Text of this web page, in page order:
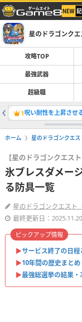
星のドラゴンク
攻略TOP
最強武器
超級職
1呪い耐性を上昇させ
ホーム 星のドラゴンクエ
【星のドラゴンクエス
氷ブレスダメー
る防具一覧
星のドラゴンクエスト
最終更新日：
▶︎サービス終了の日程
▶︎10年間の歴史まとめ
▶︎最強総選挙の結果・
ピックアップ情報